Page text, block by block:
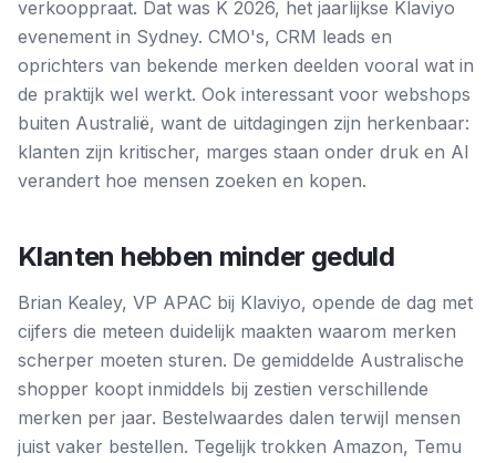
verkooppraat. Dat was K 2026, het jaarlijkse Klaviyo
evenement in Sydney. CMO's, CRM leads en
oprichters van bekende merken deelden vooral wat in
de praktijk wel werkt. Ook interessant voor webshops
buiten Australië, want de uitdagingen zijn herkenbaar:
klanten zijn kritischer, marges staan onder druk en AI
verandert hoe mensen zoeken en kopen.
Klanten hebben minder geduld
Brian Kealey, VP APAC bij Klaviyo, opende de dag met
cijfers die meteen duidelijk maakten waarom merken
scherper moeten sturen. De gemiddelde Australische
shopper koopt inmiddels bij zestien verschillende
merken per jaar. Bestelwaardes dalen terwijl mensen
juist vaker bestellen. Tegelijk trokken Amazon, Temu